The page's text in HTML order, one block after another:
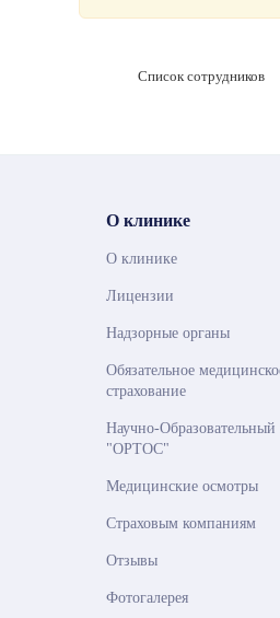
Список сотрудников
О клинике
О клинике
Лицензии
Надзорные органы
Обязательное
страхование
Научно-Образовательный
"ОРТОС"
Медицинские осмотры
Страховым компаниям
Отзывы
Фотогалерея